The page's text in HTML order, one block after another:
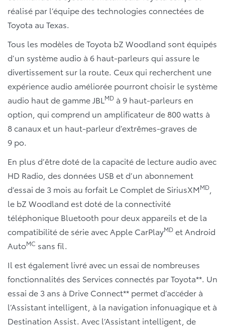
réalisé par l’équipe des technologies connectées de
Toyota au Texas.
Tous les modèles de Toyota bZ Woodland sont équipés
d’un système audio à 6 haut-parleurs qui assure le
divertissement sur la route. Ceux qui recherchent une
expérience audio améliorée pourront choisir le système
audio haut de gamme JBL MD à 9 haut-parleurs en
option, qui comprend un amplificateur de 800 watts à
8 canaux et un haut-parleur d’extrêmes-graves de
9 po.
En plus d’être doté de la capacité de lecture audio avec
HD Radio, des données USB et d’un abonnement
d’essai de 3 mois au forfait Le Complet de SiriusXMMD
le bZ Woodland est doté de la connectivité
téléphonique Bluetooth pour deux appareils et de la
compatibilité de série avec Apple CarPlayMD et Android
AutoMC sans fil.
Il est également livré avec un essai de nombreuses
fonctionnalités des Services connectés par Toyota**. Un
essai de 3 ans à Drive Connect** permet d’accéder à
l’Assistant intelligent, à la navigation infonuagique et à
Destination Assist. Avec l’Assistant intelligent, de